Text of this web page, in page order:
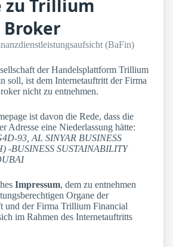
zu Trillium
Broker
(BaFin)
der Handelsplattform Trillium
soll, ist dem Internetauftritt der Firma
nicht zu entnehmen.
ist davon die Rede, dass die
Adresse eine Niederlassung hätte:
93, AL SINYAR BUSINESS
-BUSINESS SUSTAINABILITY
Impressum, dem zu entnehmen
Organe der
und der Firma Trillium Financial
im Rahmen des Internetauftritts